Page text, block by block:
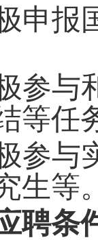
申报
参与
等任
参与
生等
聘条